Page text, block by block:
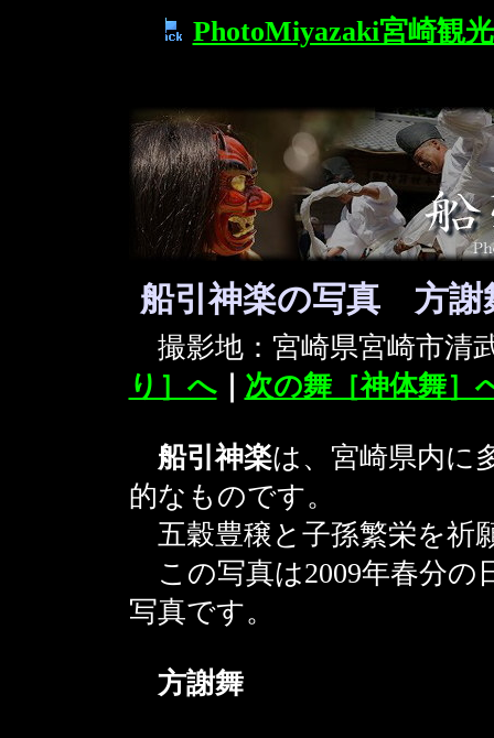
PhotoMiyazaki宮崎観
船引神楽の写真 方謝
撮影地：宮崎県宮崎
り］へ｜ 次の舞［神体舞］
船引神楽は、宮崎県内に
的なものです。
五穀豊穣と子孫繁栄を祈
この写真は2009年春分の
写真です。
方謝舞